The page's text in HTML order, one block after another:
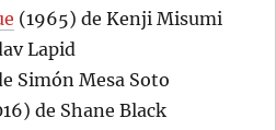
(1965) de Kenji Misumi
Lapid
Simón Mesa Soto
de Shane Black